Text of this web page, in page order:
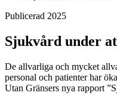
Publicerad 2025
Sjukvård under
De allvarliga och mycket
personal och patienter har
Utan Gränsers nya rapport